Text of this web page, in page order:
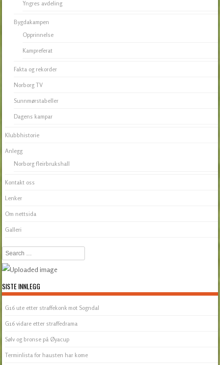
Yngres avdeling
Bygdakampen
Opprinnelse
Kampreferat
Fakta og rekorder
Norborg TV
Sunnmørstabeller
Dagens kampar
Klubbhistorie
Anlegg
Norborg fleirbrukshall
Kontakt oss
Lenker
Om nettsida
Galleri
Search
SISTE INNLEGG
G16 ute etter straffekonk mot Sogndal
G16 vidare etter straffedrama
Sølv og bronse på Øyacup
Terminlista for hausten har kome